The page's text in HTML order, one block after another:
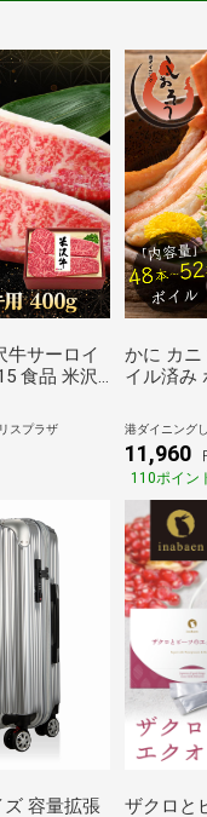
牛サーロイ
食品 米沢
精肉 ギフ
贅沢 株式
】 【代引不
スプラザ
かに カニ
イル済み
健康 ギフ
港ダイニング
11,960
110ポイン
容量拡張
ザクロと